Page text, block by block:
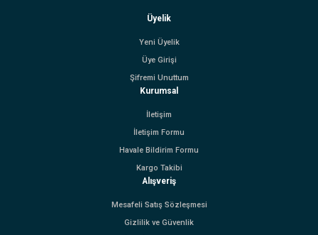
Üyelik
Yeni Üyelik
Üye Girişi
Şifremi Unuttum
Kurumsal
İletişim
İletişim Formu
Havale Bildirim Formu
Kargo Takibi
Alışveriş
Mesafeli Satış Sözleşmesi
Gizlilik ve Güvenlik